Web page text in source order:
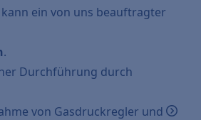
ein von uns beauftragter
.
Durchführung durch
von Gasdruckregler und